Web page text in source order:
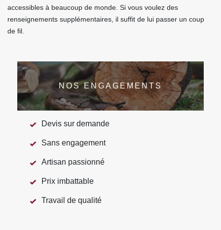
accessibles à beaucoup de monde. Si vous voulez des
renseignements supplémentaires, il suffit de lui passer un coup
de fil.
NOS ENGAGEMENTS
Devis sur demande
Sans engagement
Artisan passionné
Prix imbattable
Travail de qualité